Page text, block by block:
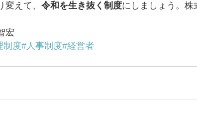
えて、 令和を生き抜く制度にしましょう。株
宏
制度#人事制度#経営者